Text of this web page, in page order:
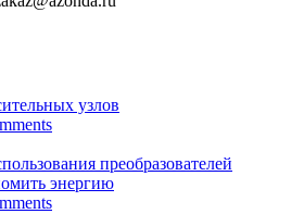
узлов
преобразователей
энергию